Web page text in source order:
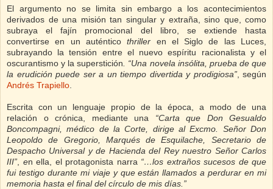
El argumento no se limita sin embargo a los acontecimientos
derivados de una misión tan singular y extraña, sino que, como
subraya el fajín promocional del libro, se extiende hasta
convertirse en un auténticothriller en el Siglo de las Luces,
subrayando la tensión entre el nuevo espíritu racionalista y el
oscurantismo y la superstición . “Una novela insólita, prueba de que
la erudición puede ser a un tiempo divertida y prodigiosa”, según
Andrés Trapiello
Escrita con un lenguaje propio de la época, a modo de una
relación o crónica, mediante una “Carta que Don Gesualdo
Boncompagni, médico de la Corte, dirige al Excmo. Señor Don
Leopoldo de Gregorio, Marqués de Esquilache, Secretario de
Despacho Universal y de Hacienda del Rey nuestro Señor Carlos
III”
en ella, el protagonista narra “…los extraños sucesos de que
fui testigo durante mi viaje y que están llamados a perdurar en mi
memoria hasta el final del círculo de mis días.”